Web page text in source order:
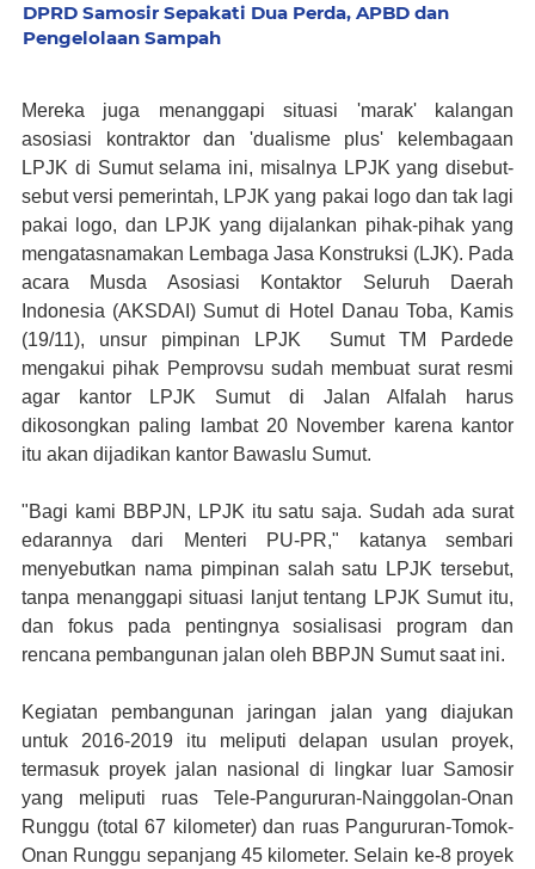
DPRD Samosir Sepakati Dua Perda, APBD dan
Pengelolaan Sampah
Mereka juga menanggapi situasi 'marak' kalangan
asosiasi kontraktor dan 'dualisme plus' kelembagaan
LPJK di Sumut selama ini, misalnya LPJK yang disebut-
sebut versi pemerintah, LPJK yang pakai logo dan tak lagi
pakai logo, dan LPJK yang dijalankan pihak-pihak yang
mengatasnamakan Lembaga Jasa Konstruksi (LJK). Pada
acara Musda Asosiasi Kontaktor Seluruh Daerah
Indonesia (AKSDAI) Sumut di Hotel Danau Toba, Kamis
(19/11), unsur pimpinan LPJK Sumut TM Pardede
mengakui pihak Pemprovsu sudah membuat surat resmi
agar kantor LPJK Sumut di Jalan Alfalah harus
dikosongkan paling lambat 20 November karena kantor
itu akan dijadikan kantor Bawaslu Sumut.
"Bagi kami BBPJN, LPJK itu satu saja. Sudah ada surat
edarannya dari Menteri PU-PR," katanya sembari
menyebutkan nama pimpinan salah satu LPJK tersebut,
tanpa menanggapi situasi lanjut tentang LPJK Sumut itu,
dan fokus pada pentingnya sosialisasi program dan
rencana pembangunan jalan oleh BBPJN Sumut saat ini.
Kegiatan pembangunan jaringan jalan yang diajukan
untuk 2016-2019 itu meliputi delapan usulan proyek,
termasuk proyek jalan nasional di lingkar luar Samosir
yang meliputi ruas Tele-Pangururan-Nainggolan-Onan
Runggu (total 67 kilometer) dan ruas Pangururan-Tomok-
Onan Runggu sepanjang 45 kilometer. Selain ke-8 proyek